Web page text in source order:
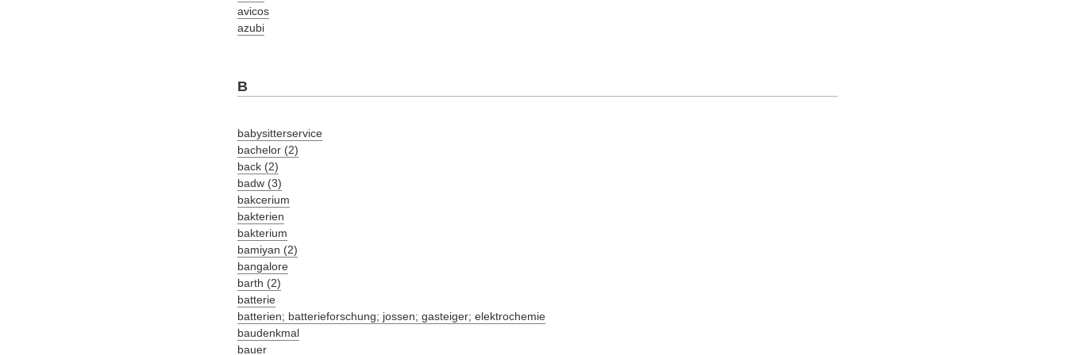
avicos
azubi
B
babysitterservice
bachelor (2)
back (2)
badw (3)
bakcerium
bakterien
bakterium
bamiyan (2)
bangalore
barth (2)
batterie
batterien; batterieforschung; jossen; gasteiger; elektrochemie
baudenkmal
bauer